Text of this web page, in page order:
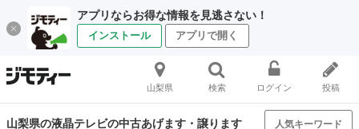
アプリならお得な情報を見逃さない！
インストール アプリで開く
山梨県 検索 ログイン 投稿
山梨県の液晶テレビの中古あげます・譲ります 人気キーワード